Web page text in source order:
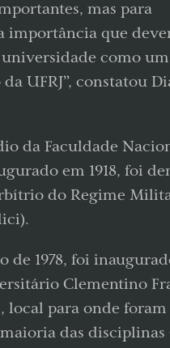
mas para
importância que
como
UFRJ”, constatou
da Faculdade
em 1918, foi
do Regime
de 1978, foi
Clementino
local para onde foram
das disciplinas